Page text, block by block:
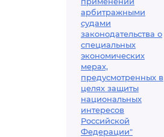
арбитражными
судами
законодательства о
специальных
экономических
мерах,
предусмотренных в
целях защиты
национальных
интересов
Российской
Федерации"